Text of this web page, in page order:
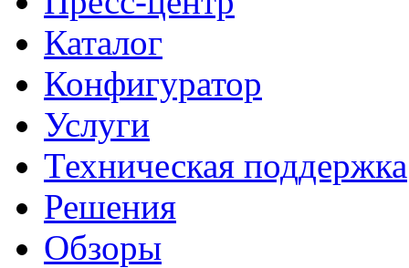
Каталог
Конфигуратор
Услуги
Техническая поддержка
Решения
Обзоры